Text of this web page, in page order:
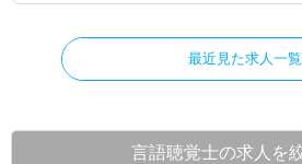
最近見た求人一覧
言語聴覚士の求人を